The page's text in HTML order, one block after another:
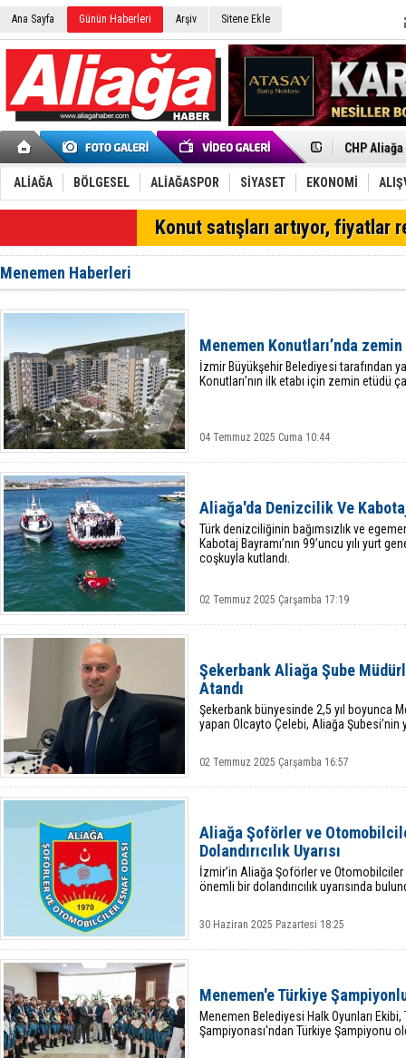
Ana Sayfa Günün Haberleri Arşiv Sitene Ekle
İzmir'in
Çağrısı
Onat
Menemen
Aliağa'da
Furkan
Chp
AK Parti
Alto,
Chp
ALİAĞA BÖLGESEL ALİAĞASPOR SİYASET EKONOMİ
Konut satışları artıyor, fiyatlar
Menemen Haberleri
Menemen Konutları’nda
İzmir Büyükşehir Belediyesi tarafından
Konutları’nın ilk etabı için zemin etüdü
04 Temmuz 2025 Cuma 10:44
Aliağa'da Denizcilik Ve
Türk denizciliğinin bağımsızlık ve
Kabotaj Bayramı’nın 99’uncu yılı yurt
coşkuyla kutlandı.
02 Temmuz 2025 Çarşamba 17:19
Şekerbank Aliağa Şube
Atandı
Şekerbank bünyesinde 2,5 yıl boyunca
yapan Olcayto Çelebi, Aliağa Şubesi’nin
02 Temmuz 2025 Çarşamba 16:57
Aliağa Şoförler ve
Dolandırıcılık Uyarısı
İzmir’in Aliağa Şoförler ve
önemli bir dolandırıcılık uyarısında
30 Haziran 2025 Pazartesi 18:25
Menemen'e Türkiye
Menemen Belediyesi Halk Oyunları Ekibi,
Şampiyonası'ndan Türkiye Şampiyonu